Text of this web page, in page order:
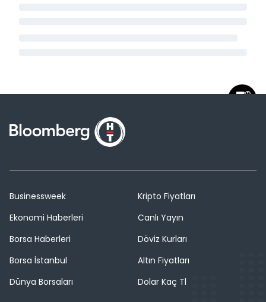
Businessweek
Ekonomi Haberleri
Borsa Haberleri
Borsa İstanbul
Dünya Borsaları
Kripto Fiyatları
Canlı Yayın
Döviz Kurları
Altın Fiyatları
Dolar Kaç Tl